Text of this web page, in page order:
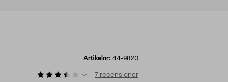
Artikelnr: 44-9820
7 recensioner